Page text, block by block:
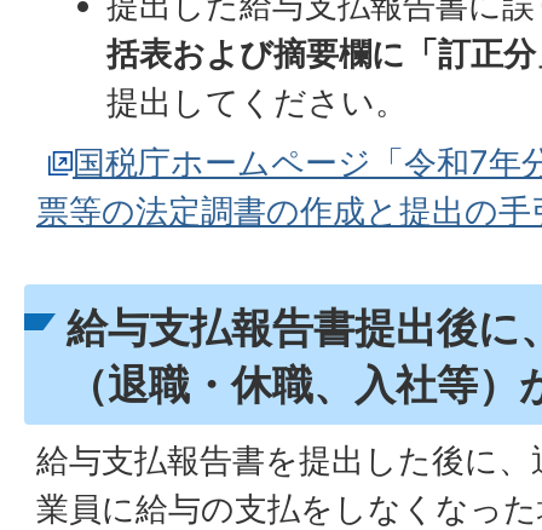
括表および摘要欄に「訂正
提出してください。
国税庁ホームページ「令和7年
票等の法定調書の作成と提出の手
給与支払報告書提出後に
（退職・休職、入社等
給与支払報告書を提出した後に
業員に給与の支払をしなくなっ